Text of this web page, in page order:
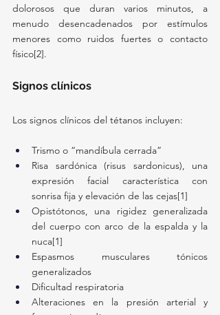
dolorosos que duran varios minutos, a
menudo desencadenados por estímulos
menores como ruidos fuertes o contacto
físico[2].
Signos clínicos
Los signos clínicos del tétanos incluyen:
Trismo o “mandíbula cerrada”
Risa sardónica (risus sardonicus), una
expresión facial característica con
sonrisa fija y elevación de las cejas[1]
Opistótonos, una rigidez generalizada
del cuerpo con arco de la espalda y la
nuca[1]
Espasmos musculares tónicos
generalizados
Dificultad respiratoria
Alteraciones en la presión arterial y